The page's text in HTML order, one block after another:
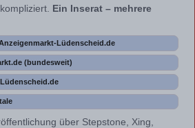
Ein Inserat – mehrere
Lüdenscheid.de
(bundesweit)
über Stepstone, Xing,